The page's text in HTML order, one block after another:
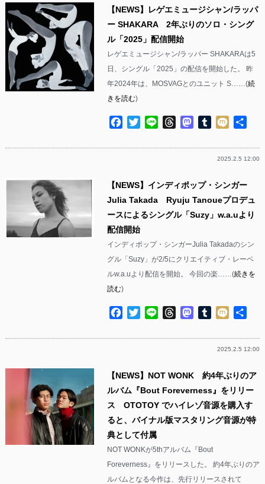
【NEWS】レゲエミュージシャン/ラッパ
ー SHAKARA 2年ぶりのソロ・シング
ル「2025」配信開始
レゲエミュージシャン/ラッパー SHAKARAは5
日、シングル「2025」の配信を開始した。 昨
年2024年は、MOSVAGとのユニット S……(続
きを読む)
Facebook
TwitterLine ThreadsMastodon
Tumblr
Mixi
2025.2.5 12:00
【NEWS】インディポップ・シンガー
Julia Takada Ryuju Tanoueプロデュ
ースによるシングル「Suzy」w.a.uより
配信開始
インディポップ・シンガーJulia Takadaのシン
グル「Suzy」が2/5にクリエイティブ・レーベ
ルw.a.uより配信を開始。 今回の楽……(続きを
読む)
Facebook
TwitterLine ThreadsMastodon
Tumblr
Mixi
2025.2.5 12:00
【NEWS】NOT WONK 約4年ぶりのア
ルバム『Bout Foreverness』をリリー
ス OTOTOY でハイレゾ音源を購入す
ると、バイナル版マスタリング音源が特
典として付属
NOT WONKが5thアルバム『Bout
Foreverness』をリリースした。 約4年ぶりのア
ルバムとなる今作は、先行リリースされて